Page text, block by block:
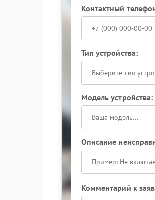
Контактный
Тип устройства:
Выберите тип
Модель устройства:
Описание
Комментарий к